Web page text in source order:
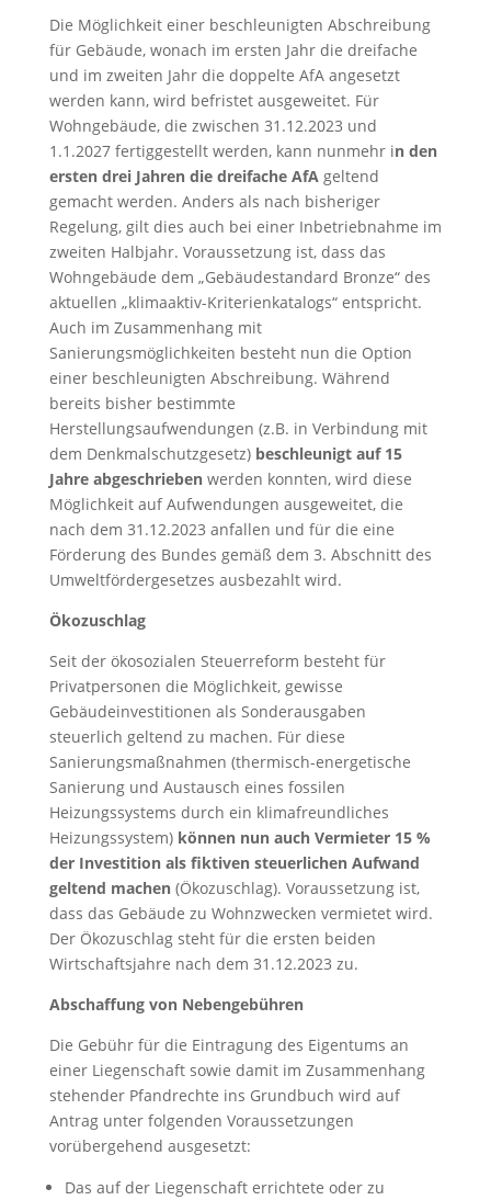
Die Möglichkeit einer beschleunigten Abschreibung
für Gebäude, wonach im ersten Jahr die dreifache
und im zweiten Jahr die doppelte AfA angesetzt
werden kann, wird befristet ausgeweitet. Für
Wohngebäude, die zwischen 31.12.2023 und
1.1.2027 fertiggestellt werden, kann nunmehr in den
ersten drei Jahren die dreifache AfAgeltend
gemacht werden. Anders als nach bisheriger
Regelung, gilt dies auch bei einer Inbetriebnahme im
zweiten Halbjahr. Voraussetzung ist, dass das
Wohngebäude dem „Gebäudestandard Bronze“ des
aktuellen „klimaaktiv-Kriterienkatalogs“ entspricht.
Auch im Zusammenhang mit
Sanierungsmöglichkeiten besteht nun die Option
einer beschleunigten Abschreibung. Während
bereits bisher bestimmte
Herstellungsaufwendungen (z.B. in Verbindung mit
dem Denkmalschutzgesetz) beschleunigt auf 15
Jahre abgeschriebenwerden konnten, wird diese
Möglichkeit auf Aufwendungen ausgeweitet, die
nach dem 31.12.2023 anfallen und für die eine
Förderung des Bundes gemäß dem 3. Abschnitt des
Umweltfördergesetzes ausbezahlt wird.
Ökozuschlag
Seit der ökosozialen Steuerreform besteht für
Privatpersonen die Möglichkeit, gewisse
Gebäudeinvestitionen als Sonderausgaben
steuerlich geltend zu machen. Für diese
Sanierungsmaßnahmen (thermisch-energetische
Sanierung und Austausch eines fossilen
Heizungssystems durch ein klimafreundliches
Heizungssystem) können nun auch Vermieter 15 %
der Investition als fiktiven steuerlichen Aufwand
geltend machen(Ökozuschlag). Voraussetzung ist,
dass das Gebäude zu Wohnzwecken vermietet wird.
Der Ökozuschlag steht für die ersten beiden
Wirtschaftsjahre nach dem 31.12.2023 zu.
Abschaffung von Nebengebühren
Die Gebühr für die Eintragung des Eigentums an
einer Liegenschaft sowie damit im Zusammenhang
stehender Pfandrechte ins Grundbuch wird auf
Antrag unter folgenden Voraussetzungen
vorübergehend ausgesetzt:
Das auf der Liegenschaft errichtete oder zu